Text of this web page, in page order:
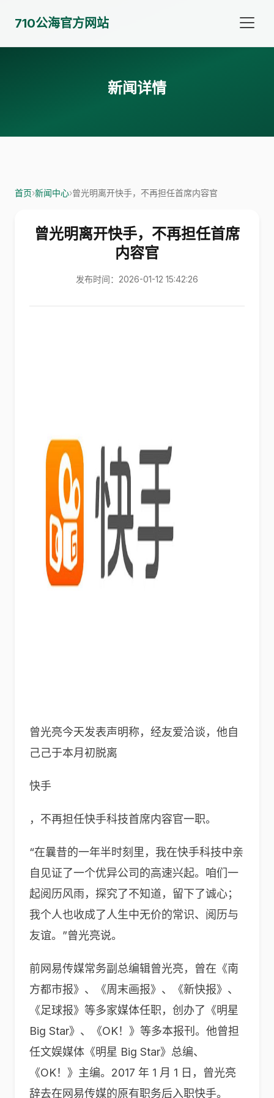
710公海官方网站
新闻详情
首页›新闻中心›曾光明离开快手，不再担任首席内容官
曾光明离开快手，不再担任首席
内容官
发布时间：2026-01-12 15:42:26
曾光亮今天发表声明称，经友爱洽谈，他自
己己于本月初脱离
快手
，不再担任快手科技首席内容官一职。
“在曩昔的一年半时刻里，我在快手科技中亲
自见证了一个优异公司的高速兴起。咱们一
起阅历风雨，探究了不知道，留下了诚心；
我个人也收成了人生中无价的常识、阅历与
友谊。”曾光亮说。
前网易传媒常务副总编辑曾光亮，曾在《南
方都市报》、《周末画报》、《新快报》、
《足球报》等多家媒体任职，创办了《明星
Big Star》、《OK！》等多本报刊。他曾担
任文娱媒体《明星 Big Star》总编、
《OK！》主编。2017 年 1 月 1 日，曾光亮
辞去在网易传媒的原有职务后入职快手。